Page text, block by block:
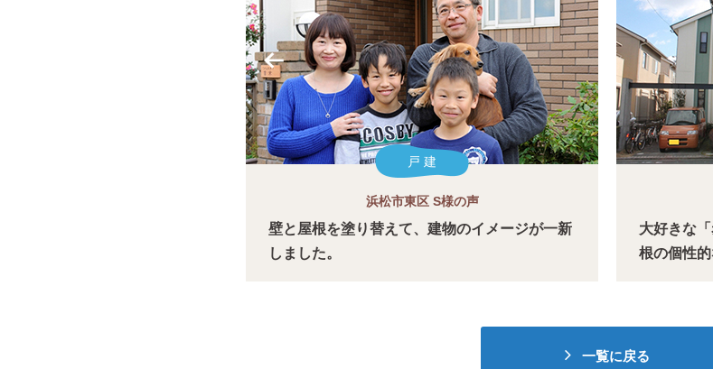
戸 建
浜松市東区 S様の声
壁と屋根を塗り替えて、建物のイメージが一新
しました。
大好きな
根の個性
一覧に戻る